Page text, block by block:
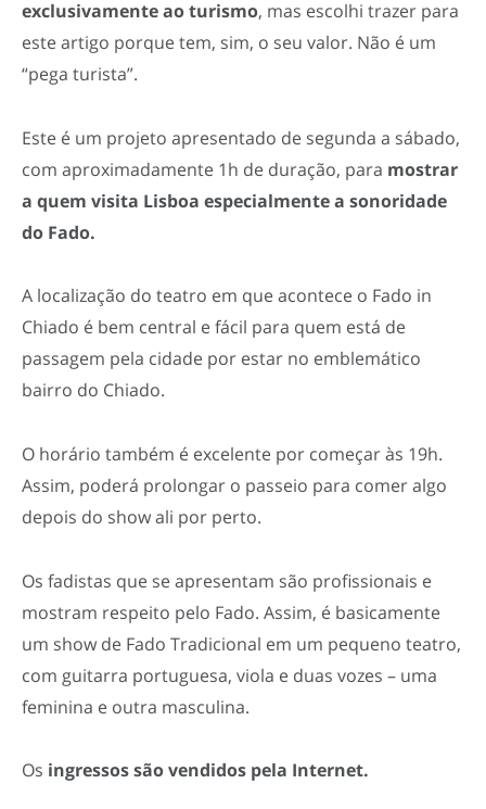
exclusivamente ao turismo, mas escolhi trazer para
este artigo porque tem, sim, o seu valor. Não é um
“pega turista”.
Este é um projeto apresentado de segunda a sábado,
com aproximadamente 1h de duração, para mostrar
a quem visita Lisboa especialmente a sonoridade
do Fado.
A localização do teatro em que acontece o Fado in
Chiado é bem central e fácil para quem está de
passagem pela cidade por estar no emblemático
bairro do Chiado.
O horário também é excelente por começar às 19h.
Assim, poderá prolongar o passeio para comer algo
depois do show ali por perto.
Os fadistas que se apresentam são profissionais e
mostram respeito pelo Fado. Assim, é basicamente
um show de Fado Tradicional em um pequeno teatro,
com guitarra portuguesa, viola e duas vozes – uma
feminina e outra masculina.
Os ingressos são vendidos pela Internet.